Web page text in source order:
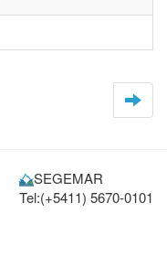
SEGEMAR
Tel:(+5411) 5670-0101